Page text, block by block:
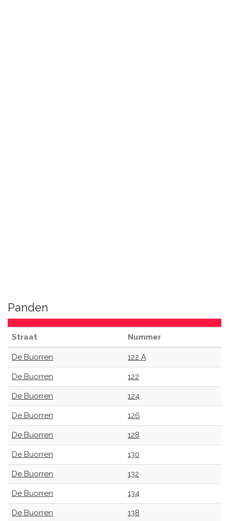
Panden
Straat Nummer
De Buorren 122 A
De Buorren 122
De Buorren 124
De Buorren 126
De Buorren 128
De Buorren 130
De Buorren 132
De Buorren 134
De Buorren 138